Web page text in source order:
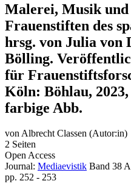
Malerei, Musik
Frauenstiften des
hrsg. von Julia
Bölling.
für
Köln: Böhlau,
farbige Abb.
vonAlbrecht Classen (Autor:in)
2 Seiten
Open Access
Journal: Mediaevistik Band 38
pp. 252 - 253